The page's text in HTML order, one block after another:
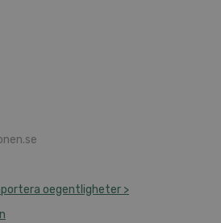
oegentligheter >